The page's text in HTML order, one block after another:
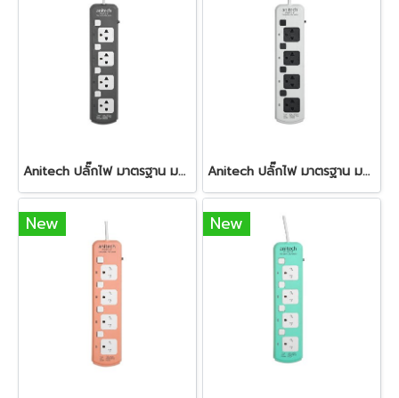
Anitech ปลั๊กไฟ มาตรฐาน มอก. 4ช่อง 4สวิตซ์ รุ่น H3334 Grey Anitech ปลั๊กไฟ มาตรฐาน มอก. 4ช่อง 4สวิตซ์ รุ่น H3334 White
New New